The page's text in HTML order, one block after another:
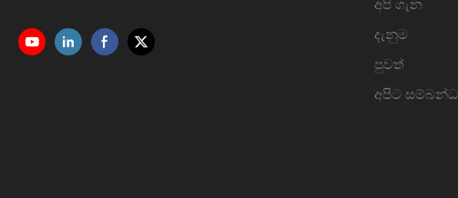
අපි ගැන
දැනුම
පුවත්
අපිට